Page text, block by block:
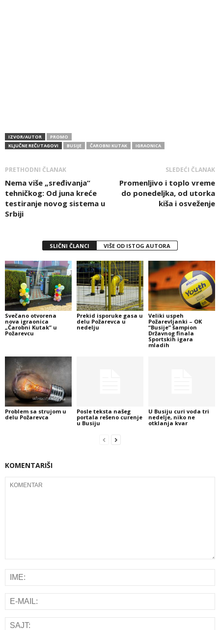
IZVOR/AUTOR
PROMO
KLJUČNE REČI/TAGOVI
BUSIJE ČAROBNI KUTAK IGRAONICA
PRETHODNI ČLANAK
Nema više „sređivanja“
tehničkog: Od juna kreće
testiranje novog sistema u
Srbiji
SLEDEĆI ČLANAK
Promenljivo i toplo vreme
do ponedeljka, od utorka
kiša i osveženje
SLIČNI ČLANCI VIŠE OD ISTOG AUTORA
Svečano otvorena
nova igraonica
„Čarobni Kutak” u
Požarevcu
Prekid isporuke gasa u
delu Požarevca u
nedelju
Veliki uspeh
Požarevljanki – OK
“Busije” šampion
Državnog finala
Sportskih igara
mladih
Problem sa strujom u
delu Požarevca
Posle teksta našeg
portala rešeno curenje
u Busiju
U Busiju curi voda tri
nedelje, niko ne
otklanja kvar
KOMENTARIŠI